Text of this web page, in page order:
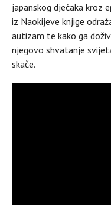
japanskog dječaka kroz
iz Naokijeve knjige
autizam te kako ga
njegovo shvatanje
skače.